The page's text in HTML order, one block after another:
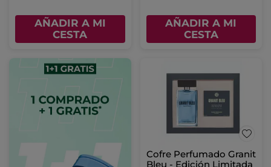
AÑADIR A MI
CESTA
AÑADIR A MI
CESTA
Cofre Perfumado Granit
Bleu - Edición Limitada